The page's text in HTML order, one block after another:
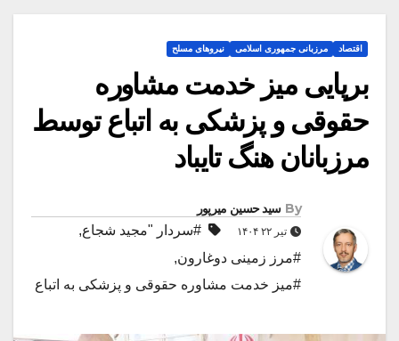
اقتصاد مرزبانی جمهوری اسلامی نیروهای مسلح
برپایی میز خدمت مشاوره
حقوقی و پزشکی به اتباع توسط
مرزبانان هنگ تایباد
By سید حسین میرپور
تیر ۲۲ ۱۴۰۴ #سردار "مجید شجاع,
#مرز زمینی دوغارون,
#میز خدمت مشاوره حقوقی و پزشکی به اتباع